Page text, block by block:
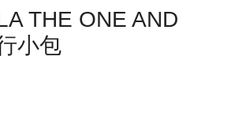
THE ONE AND
小包